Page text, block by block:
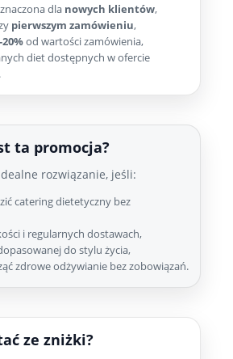
dla nowych klientów,
pierwszym zamówieniu,
-20%od wartości zamówienia,
diet dostępnych w ofercie
ta promocja?
rozwiązanie, jeśli:
catering dietetyczny bez
i regularnych dostawach,
do stylu życia,
zdrowe odżywianie bez zobowiązań.
ze zniżki?